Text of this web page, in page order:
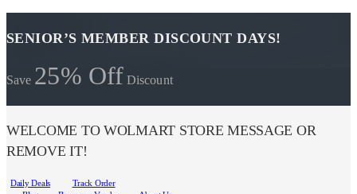
SENIOR’S MEMBER DISCOUNT DAYS!
Save 25% Off Discount
WELCOME TO WOLMART STORE MESSAGE OR
REMOVE IT!
Daily Deals
Track Order